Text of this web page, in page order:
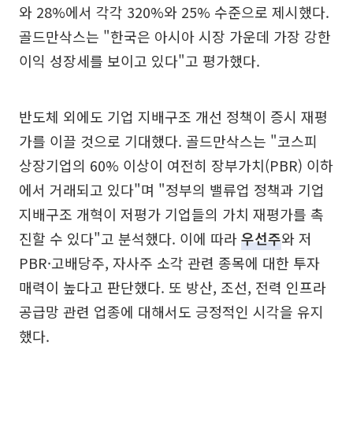
와 28%에서 각각 320%와 25% 수준으로 제시했다.
골드만삭스는 "한국은 아시아 시장 가운데 가장 강한
이익 성장세를 보이고 있다"고 평가했다.
반도체 외에도 기업 지배구조 개선 정책이 증시 재평
가를 이끌 것으로 기대했다. 골드만삭스는 "코스피
상장기업의 60% 이상이 여전히 장부가치(PBR) 이하
에서 거래되고 있다"며 "정부의 밸류업 정책과 기업
지배구조 개혁이 저평가 기업들의 가치 재평가를 촉
진할 수 있다"고 분석했다. 이에 따라우선주와 저
PBR·고배당주, 자사주 소각 관련 종목에 대한 투자
매력이 높다고 판단했다. 또 방산, 조선, 전력 인프라
공급망 관련 업종에 대해서도 긍정적인 시각을 유지
했다.